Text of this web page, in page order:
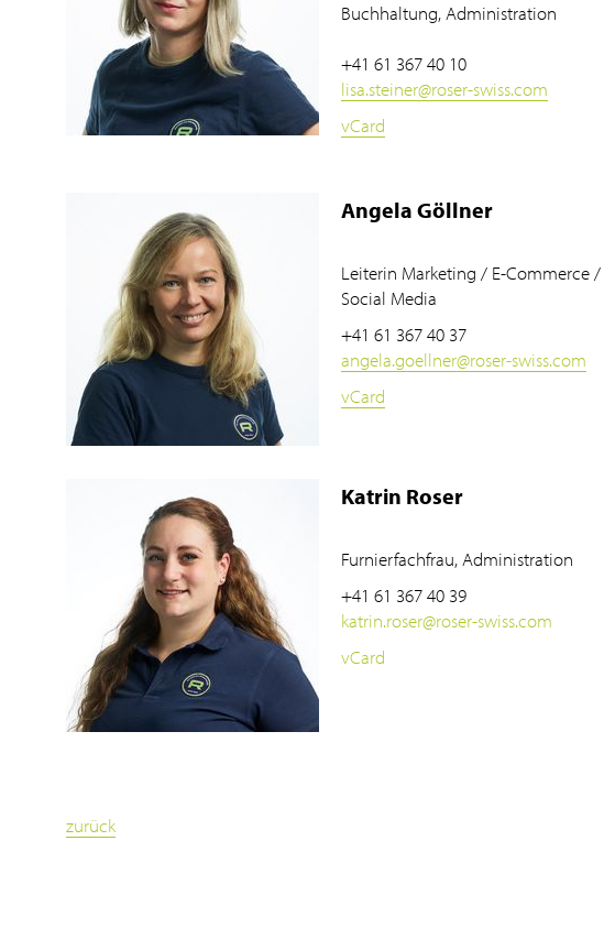
Buchhaltung, Administration
+41 61 367 40 10
lisa.steiner@roser-swiss.com
vCard
Angela Göllner
Leiterin Marketing / E-Commerce /
Social Media
+41 61 367 40 37
angela.goellner@roser-swiss.com
vCard
Katrin Roser
Furnierfachfrau, Administration
+41 61 367 40 39
katrin.roser@roser-swiss.com
vCard
zurück